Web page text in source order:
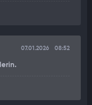
kalmayacağını dile
bağımsız
yeni geçişlerin
İDDİASI
biri ise CHP’ye
07.01.2026 08:52